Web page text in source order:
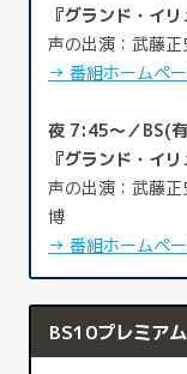
『グランド・イ
声の出演：武藤
→ 番組ホームペ
夜 7:45～／BS(
『グランド・イ
声の出演：武藤
博
→ 番組ホームペ
BS10プレミアム